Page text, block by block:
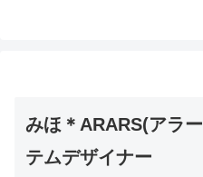
みほ＊ARARS(アラ
テムデザイナー